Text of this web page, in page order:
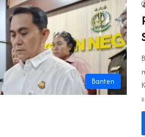
Banten